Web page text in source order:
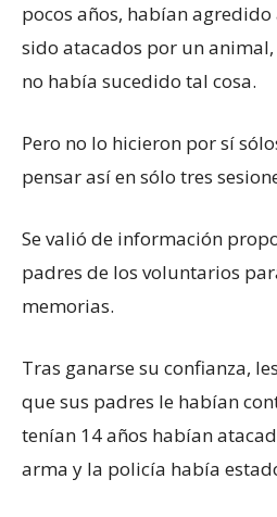
pocos años, habían
sido atacados por un
no había sucedido tal cosa.
Pero no lo hicieron por sí
pensar así en sólo tres
Se valió de información
padres de los voluntarios
memorias.
Tras ganarse su confianza,
que sus padres le habían
tenían 14 años habían
arma y la policía había